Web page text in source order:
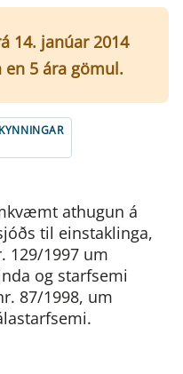
14. janúar 2014
5 ára gömul.
athugun á
til einstaklinga,
129/1997 um
og starfsemi
87/1998, um